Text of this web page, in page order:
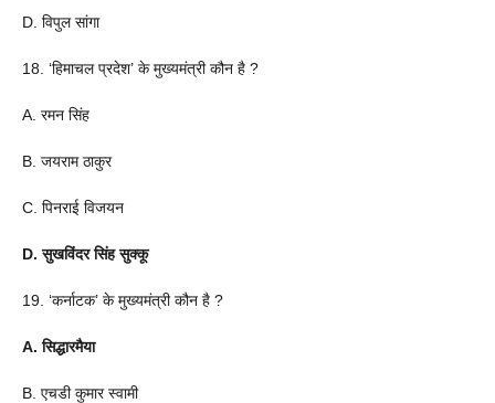
D. विपुल सांगा
18. ‘हिमाचल प्रदेश’ के मुख्यमंत्री कौन है ?
A. रमन सिंह
B. जयराम ठाकुर
C. पिनराई विजयन
D. सुखविंदर सिंह सुक्कू
19. ‘कर्नाटक’ के मुख्यमंत्री कौन है ?
A. सिद्धारमैया
B. एचडी कुमार स्वामी